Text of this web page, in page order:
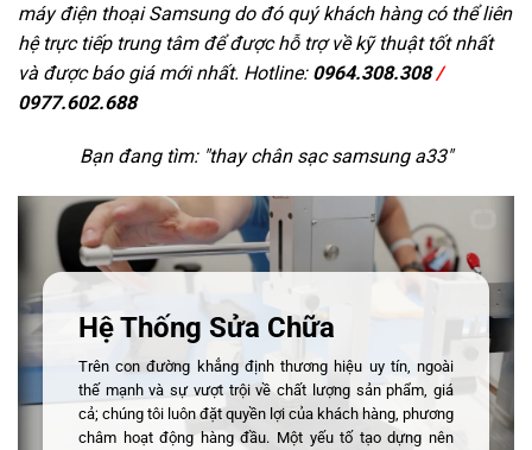
máy điện thoại Samsung do đó quý khách hàng có thể liên
hệ trực tiếp trung tâm để được hỗ trợ về kỹ thuật tốt nhất
và được báo giá mới nhất. Hotline: 0964.308.308/
0977.602.688
Bạn đang tìm: "thay chân sạc samsung a33"
Hệ Thống Sửa Chữa
Trên con đường khẳng định thương hiệu uy tín, ngoài
thế mạnh và sự vượt trội về chất lượng sản phẩm, giá
cả; chúng tôi luôn đặt quyền lợi của khách hàng, phương
châm hoạt động hàng đầu. Một yếu tố tạo dựng nên